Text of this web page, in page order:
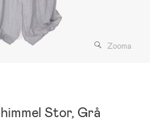
Zooma
Stor, Grå